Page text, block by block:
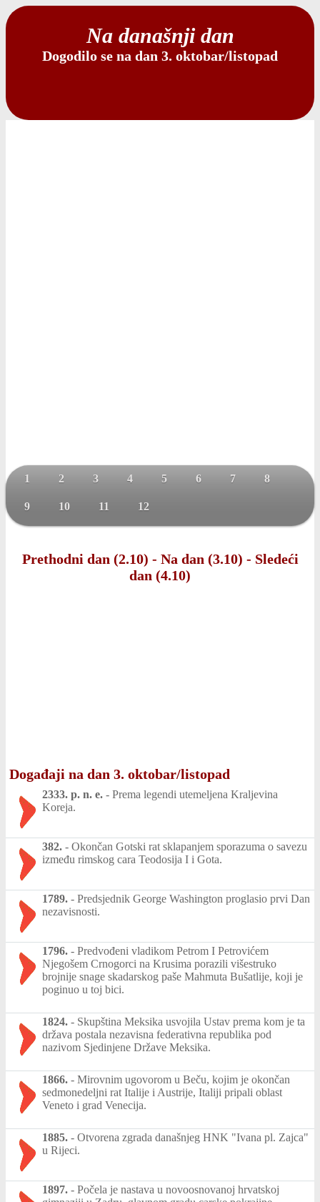
Na današnji dan
Dogodilo se na dan 3. oktobar/listopad
1 2 3 4 5 6 7 8
9 10 11 12
Prethodni dan (2.10) - Na dan (3.10) - Sledeći
dan (4.10)
Događaji na dan 3. oktobar/listopad
2333. p. n. e. - Prema legendi utemeljena Kraljevina
Koreja.
382. - Okončan Gotski rat sklapanjem sporazuma o savezu
između rimskog cara Teodosija I i Gota.
1789. - Predsjednik George Washington proglasio prvi Dan
nezavisnosti.
1796. - Predvođeni vladikom Petrom I Petrovićem
Njegošem Crnogorci na Krusima porazili višestruko
brojnije snage skadarskog paše Mahmuta Bušatlije, koji je
poginuo u toj bici.
1824. - Skupština Meksika usvojila Ustav prema kom je ta
država postala nezavisna federativna republika pod
nazivom Sjedinjene Države Meksika.
1866. - Mirovnim ugovorom u Beču, kojim je okončan
sedmonedeljni rat Italije i Austrije, Italiji pripali oblast
Veneto i grad Venecija.
1885. - Otvorena zgrada današnjeg HNK "Ivana pl. Zajca"
u Rijeci.
1897. - Počela je nastava u novoosnovanoj hrvatskoj